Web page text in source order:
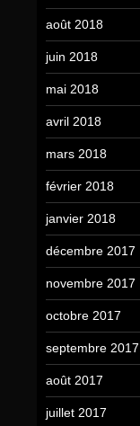
août 2018
juin 2018
mai 2018
avril 2018
mars 2018
février 2018
janvier 2018
décembre 2017
novembre 2017
octobre 2017
septembre 2017
août 2017
juillet 2017